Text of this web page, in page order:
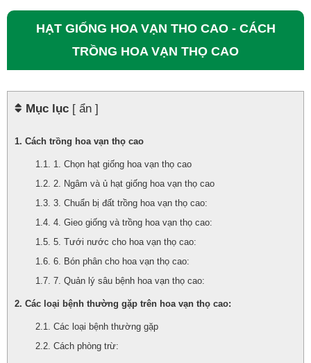
HẠT GIỐNG HOA VẠN THO CAO - CÁCH
TRỒNG HOA VẠN THỌ CAO
Mục lục [ ẩn ]
Cách trồng hoa vạn thọ cao
1. Chọn hạt giống hoa vạn thọ cao
2. Ngâm và ủ hạt giống hoa vạn thọ cao
3. Chuẩn bị đất trồng hoa vạn thọ cao:
4. Gieo giống và trồng hoa vạn thọ cao:
5. Tưới nước cho hoa vạn thọ cao:
6. Bón phân cho hoa vạn thọ cao:
7. Quản lý sâu bệnh hoa vạn thọ cao:
Các loại bệnh thường gặp trên hoa vạn thọ cao:
Các loại bệnh thường gặp
Cách phòng trừ: